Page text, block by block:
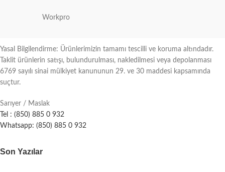
Workpro
Yasal Bilgilendirme: Ürünlerimizin tamamı tescilli ve koruma altındadır.
Taklit ürünlerin satışı, bulundurulması, nakledilmesi veya depolanması
6769 sayılı sinai mülkiyet kanununun 29. ve 30 maddesi kapsamında
suçtur.
Sarıyer / Maslak
Tel : (850) 885 0 932
Whatsapp: (850) 885 0 932
Son Yazılar